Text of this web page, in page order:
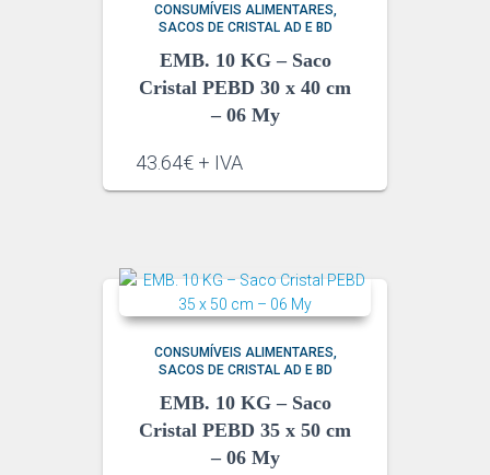
CONSUMÍVEIS ALIMENTARES
SACOS DE CRISTAL AD E BD
EMB. 10 KG – Saco
Cristal PEBD 30 x 40 cm
– 06 My
43.64€ + IVA
CONSUMÍVEIS ALIMENTARES
SACOS DE CRISTAL AD E BD
EMB. 10 KG – Saco
Cristal PEBD 35 x 50 cm
– 06 My